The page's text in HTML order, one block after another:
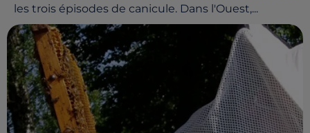
les trois épisodes de canicule. Dans l'Ouest,...